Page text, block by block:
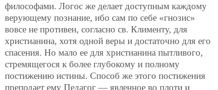
философами. Логос же делает доступным каждому
верующему познание, ибо сам по себе «гнозис»
вовсе не противен, согласно св. Клименту, для
христианина, хотя одной веры и достаточно для его
спасения. Но мало ее для христианина пытливого,
стремящегося к более глубокому и полному
постижению истины. Способ же этого постижения
преподает ему Педагог — явленное во плоти и